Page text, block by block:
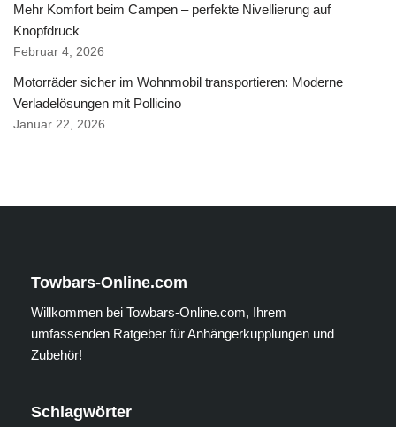
Mehr Komfort beim Campen – perfekte Nivellierung auf
Knopfdruck
Februar 4, 2026
Motorräder sicher im Wohnmobil transportieren: Moderne
Verladelösungen mit Pollicino
Januar 22, 2026
Towbars-Online.com
Willkommen bei Towbars-Online.com, Ihrem
umfassenden Ratgeber für Anhängerkupplungen und
Zubehör!
Schlagwörter